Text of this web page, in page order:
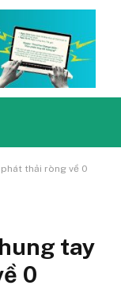
thải ròng về 0
tay
0